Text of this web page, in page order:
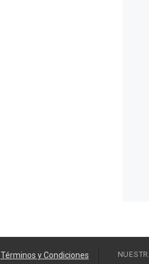
Términos y Condiciones